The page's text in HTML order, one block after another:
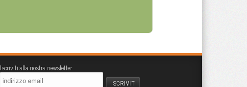
Iscriviti alla nostra newsletter